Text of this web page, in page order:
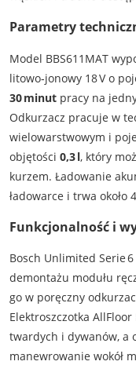
Parametry
Model BBS611MAT
litowo‑jonowy 18 V o
30 minutpracy na
Odkurzacz pracuje w
wielowarstwowym i
objętości 0,3 l, który
kurzem. Ładowanie
ładowarce i trwa około
Funkcjonalność i
Bosch Unlimited Serie
demontażu modułu
go w poręczny
Elektroszczotka
twardych i dywanów, a
manewrowanie wokół